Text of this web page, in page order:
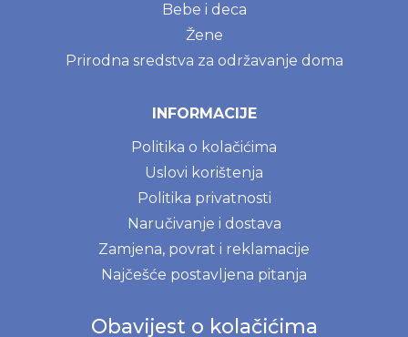
Bebe i deca
Žene
Prirodna sredstva za održavanje doma
INFORMACIJE
Politika o kolačićima
Uslovi korištenja
Politika privatnosti
Naručivanje i dostava
Zamjena, povrat i reklamacije
Najčešće postavljena pitanja
Obavijest o kolačićima